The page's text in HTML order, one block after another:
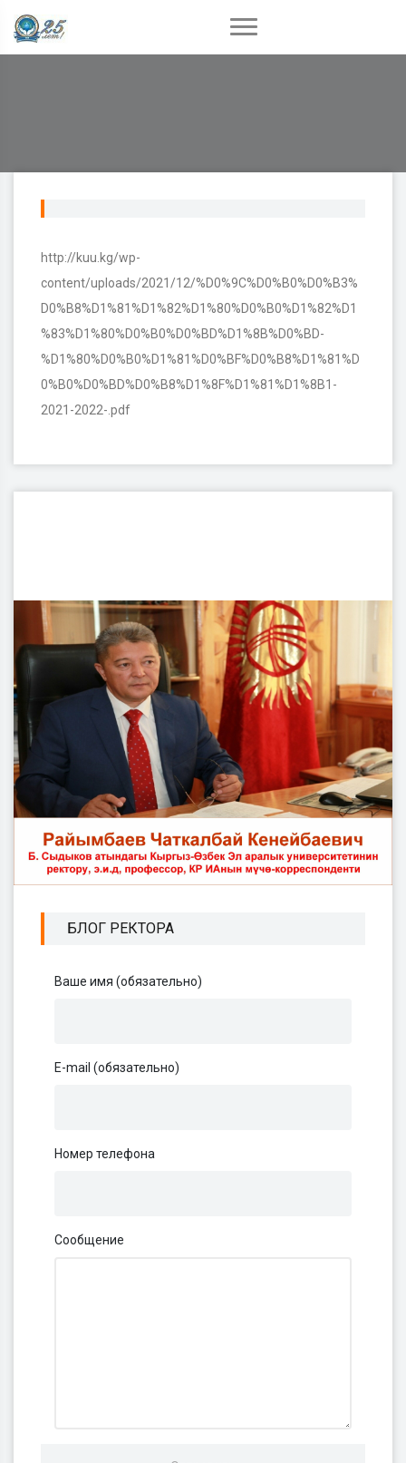
http://kuu.kg/wp-
content/uploads/2021/12/%D0%9C%D0%B0%D0%B3%
D0%B8%D1%81%D1%82%D1%80%D0%B0%D1%82%D1
%83%D1%80%D0%B0%D0%BD%D1%8B%D0%BD-
%D1%80%D0%B0%D1%81%D0%BF%D0%B8%D1%81%D
0%B0%D0%BD%D0%B8%D1%8F%D1%81%D1%8B1-
2021-2022-.pdf
БЛОГ РЕКТОРА
Ваше имя (обязательно)
E-mail (обязательно)
Номер телефона
Сообщение